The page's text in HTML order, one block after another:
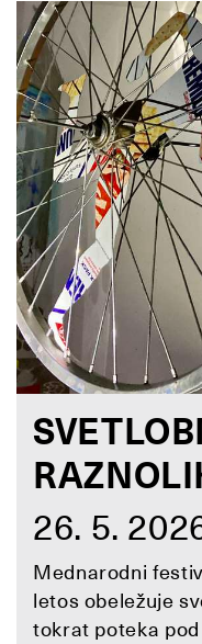
26. 5.
Mednarodni
letos obeležuje
tokrat poteka